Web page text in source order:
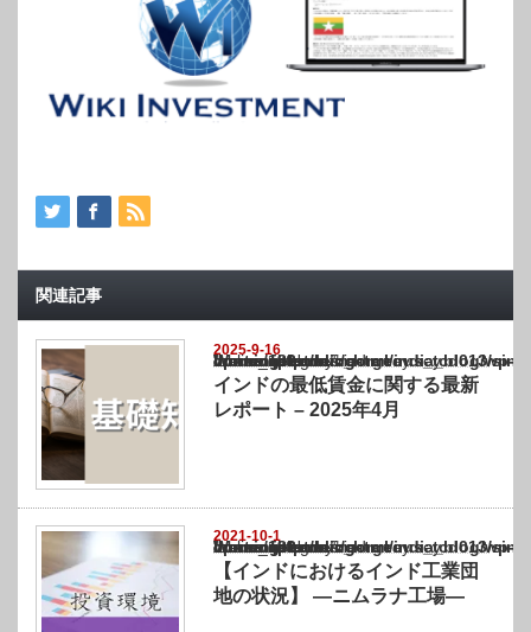
関連記事
2025-9-16
Warning
: Undefined array key "show_category" in
/home/netst/kuno-cpa.co.jp/public_html/india_blog/wp-content/themes/
on line183
インドの最低賃金に関する最新
レポート – 2025年4月
2021-10-1
Warning
: Undefined array key "show_category" in
/home/netst/kuno-cpa.co.jp/public_html/india_blog/wp-content/themes/
on line183
【インドにおけるインド工業団
地の状況】 ―ニムラナ工場―